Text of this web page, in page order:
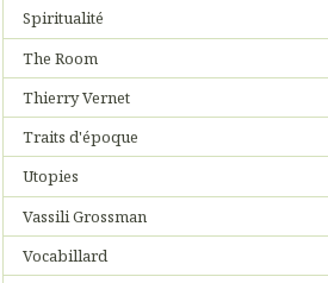
Spiritualité
The Room
Thierry Vernet
Traits d'époque
Utopies
Vassili Grossman
Vocabillard